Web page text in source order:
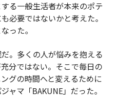
る一般生活者が本来のポテ
必要ではないかと考えた。
った。
。多くの人が悩みを抱える
分ではない。そこで毎日の
グの時間へと変えるために
ャマ「BAKUNE」だった。